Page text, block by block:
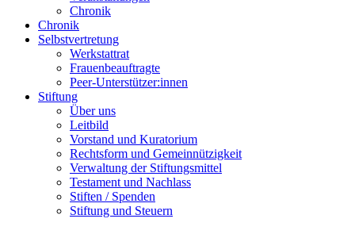
Chronik
Chronik
Selbstvertretung
Werkstattrat
Frauenbeauftragte
Peer-Unterstützer:innen
Stiftung
Über uns
Leitbild
Vorstand und Kuratorium
Rechtsform und Gemeinnützigkeit
Verwaltung der Stiftungsmittel
Testament und Nachlass
Stiften / Spenden
Stiftung und Steuern